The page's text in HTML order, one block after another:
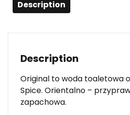
Description
Description
Original to woda toaletowa
Spice. Orientalno –
zapachowa.